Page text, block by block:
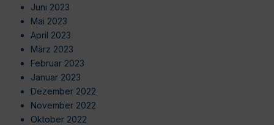
Juni 2023
Mai 2023
April 2023
März 2023
Februar 2023
Januar 2023
Dezember 2022
November 2022
Oktober 2022